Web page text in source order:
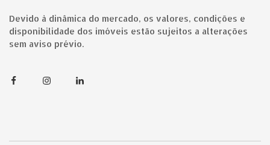
Devido à dinâmica do mercado, os valores, condições e
disponibilidade dos imóveis estão sujeitos a alterações
sem aviso prévio.
FacebookInstagramLinkedin